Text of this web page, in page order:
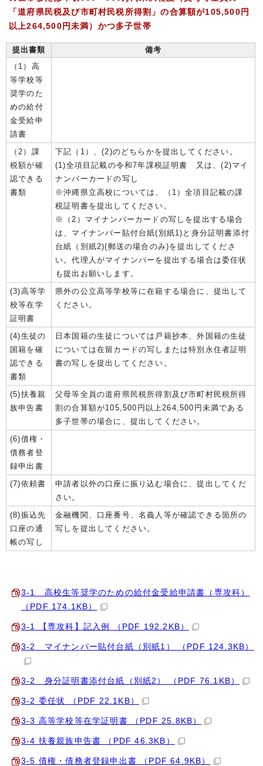
「道府県民税及び市町村民税所得割」の合算額が105,500円
以上264,500円未満）かつ多子世帯
提出書類
備考
（1）高
等学校等
奨学のた
めの給付
金受給申
請書
（2）課
税額が確
認できる
書類
下記（1）、(2)のどちらかを提出してください。
(1)全項目記載の令和7年課税証明書 又は、(2)マイ
ナンバーカードの写し
※沖縄県立高校については、（1）全項目記載の課
税証明書を提出してください。
※（2）マイナンバーカードの写しを提出する場合
は、マイナンバー貼付台紙(別紙1)と身分証明書添付
台紙（別紙2)(郵送の場合のみ)を提出してくださ
い。代理人がマイナンバーを提出する場合は委任状
も提出お願いします。
(3)高等学
校等在学
証明書
県外の公立高等学校等に在籍する場合に、提出して
ください。
(4)生徒の
国籍を確
認できる
書類
日本国籍の生徒については戸籍抄本、外国籍の生徒
については在留カードの写しまたは特別永住者証明
書の写しを提出してください。
(5)扶養親
族申告書
父母等全員の道府県民税所得割及び市町村民税所得
割の合算額が105,500円以上264,500円未満である
多子世帯の場合に、提出してください。
(6)債権・
債務者登
録申出書
(7)依頼書
申請者以外の口座に振り込む場合に、提出してくだ
さい。
(8)振込先
口座の通
帳の写し
金融機関、口座番号、名義人等が確認できる箇所の
写しを提出してください。
3-1 高校生等奨学のための給付金受給申請書（専攻科）
（PDF 174.1KB）
3-1 【専攻科】記入例 （PDF 192.2KB）
3-2 マイナンバー貼付台紙（別紙1） （PDF 124.3KB）
3-2 身分証明書添付台紙（別紙2） （PDF 76.1KB）
3-2 委任状 （PDF 22.1KB）
3-3 高等学校等在学証明書 （PDF 25.8KB）
3-4 扶養親族申告書 （PDF 46.3KB）
3-5 債権・債務者登録申出書 （PDF 64.9KB）